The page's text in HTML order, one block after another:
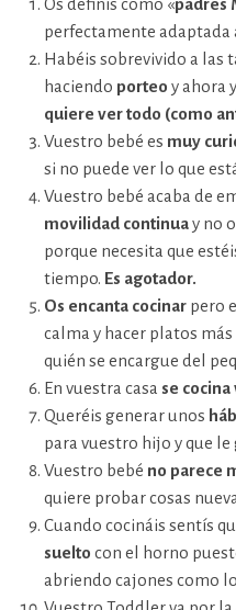
Os definís como «padres
perfectamente adaptada
Habéis sobrevivido a las
haciendo porteo y ahora
quiere ver todo (como
Vuestro bebé es muy
si no puede ver lo que
Vuestro bebé acaba de
movilidad continuay no
porque necesita que
tiempo. Es agotador.
Os encanta cocinar pero
calma y hacer platos
quién se encargue del
En vuestra casa se cocina
Queréis generar unos
para vuestro hijo y que
Vuestro bebé no parece
quiere probar cosas
Cuando cocináis sentís
suelto con el horno
abriendo cajones como